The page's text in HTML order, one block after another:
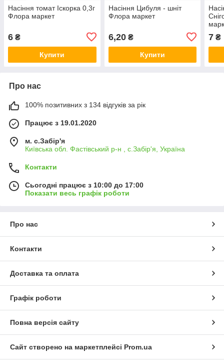
Насіння томат Іскорка 0,3г
Флора маркет
6 ₴
Купити
Насіння Цибуля - шніт
Флора маркет
6,20₴
Купити
7 ₴
Про нас
100% позитивних з 134 відгуків за рік
Працює з 19.01.2020
м. с.Забір'я
Київська обл. Фастівський р-н , с.Забір'я, Україна
Контакти
Сьогодні працює з 10:00 до 17:00
Показати весь графік роботи
Про нас
Контакти
Доставка та оплата
Графік роботи
Повна версія сайту
Сайт створено на маркетплейсі Prom.ua